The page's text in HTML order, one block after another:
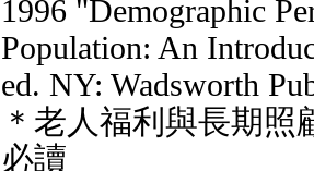
1996 "Demographic
Population: An
ed. NY: Wadsworth
＊老人福利與長期照
必讀